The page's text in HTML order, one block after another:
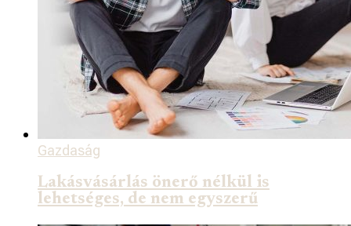
Gazdaság
Lakásvásárlás önerő nélkül is
lehetséges, de nem egyszerű